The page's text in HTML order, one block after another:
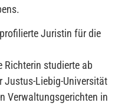
Juristin für die
Richterin studierte ab
Justus-Liebig-Universität
Verwaltungsgerichten in